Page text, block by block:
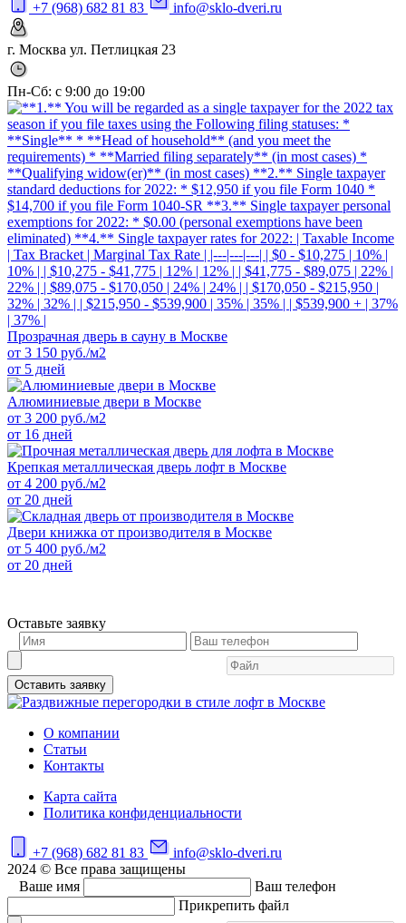
+7 (968) 682 81 83
info@sklo-dveri.ru
г. Москва ул. Петлицкая 23
Пн-Сб: с 9:00 до 19:00
Прозрачная дверь в сауну в Москве
от 3 150 руб./м2
от 5 дней
Алюминиевые двери в Москве
от 3 200 руб./м2
от 16 дней
Крепкая металлическая дверь лофт в Москве
от 4 200 руб./м2
от 20 дней
Двери книжка от производителя в Москве
от 5 400 руб./м2
от 20 дней
Оставьте заявку
Оставить заявку
О компании
Статьи
Контакты
Карта сайта
Политика конфиденциальности
+7 (968) 682 81 83
info@sklo-dveri.ru
2024 © Все права защищены
Ваше имя
Ваш телефон
Прикрепить файл